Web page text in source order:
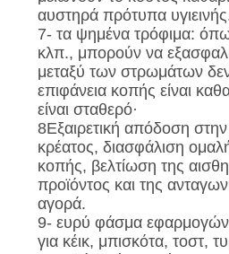
αυστηρά πρότυπα
7- τα ψημένα τρόφιμα:
κλπ., μπορούν να
μεταξύ των στρωμάτων
επιφάνεια κοπής είναι
είναι σταθερό·
8Εξαιρετική απόδοση
κρέατος, διασφάλιση
κοπής, βελτίωση της
προϊόντος και της
αγορά.
9- ευρύ φάσμα εφαρμογών:
για κέικ, μπισκότα, τοστ,